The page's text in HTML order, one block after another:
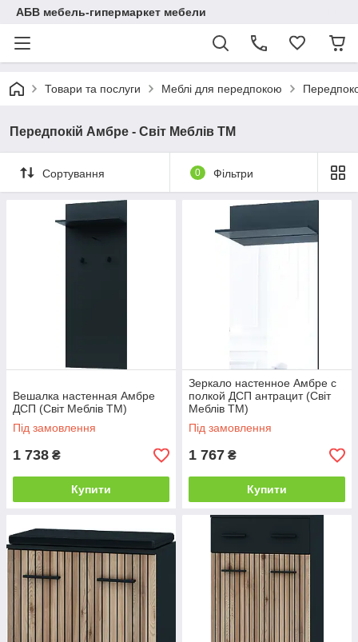
АБВ мебель-гипермаркет мебели
Товари та послуги Меблі для передпокою
Передпокій Амбре - Світ Меблів TM
Сортування 0 Фільтри
Вешалка настенная Амбре
ДСП (Світ Меблів TM)
Під замовлення
1 738 ₴
Купити
Зеркало настенное Амбре с
полкой ДСП антрацит (Світ
Меблів TM)
Під замовлення
1 767 ₴
Купити